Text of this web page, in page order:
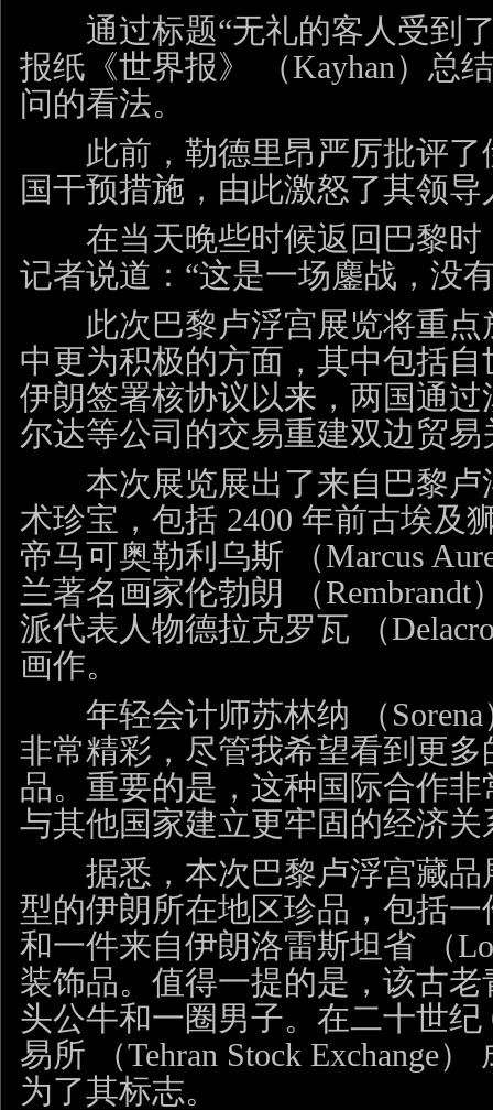
通过标题“无礼的客人受到了
报纸《世界报》 （Kayhan）总
问的看法。
此前，勒德里昂严厉批评了
国干预措施，由此激怒了其领导
在当天晚些时候返回巴黎时
记者说道：“这是一场鏖战，没
此次巴黎卢浮宫展览将重点
中更为积极的方面，其中包括自
伊朗签署核协议以来，两国通
尔达等公司的交易重建双边贸易
本次展览展出了来自巴黎卢
术珍宝，包括 2400 年前古埃及
帝马可奥勒利乌斯 （Marcus
兰著名画家伦勃朗 （Rembrandt
派代表人物德拉克罗瓦 （
画作。
年轻会计师苏林纳 （Sorena
非常精彩，尽管我希望看到更
品。重要的是，这种国际合作
与其他国家建立更牢固的经济关
据悉，本次巴黎卢浮宫藏品
型的伊朗所在地区珍品，包括一
和一件来自伊朗洛雷斯坦省 （
装饰品。值得一提的是，该古
头公牛和一圈男子。在二十世
易所 （Tehran Stock Exchange
为了其标志。